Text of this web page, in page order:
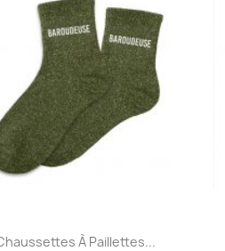
Quick view
À Paillettes...